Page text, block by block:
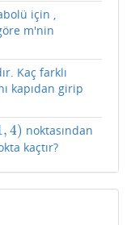
için ,
m'nin
Kaç farklı
kapıdan girip
,4)
)
noktasından
kaçtır?